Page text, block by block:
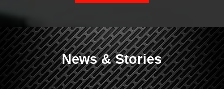
News & Stories